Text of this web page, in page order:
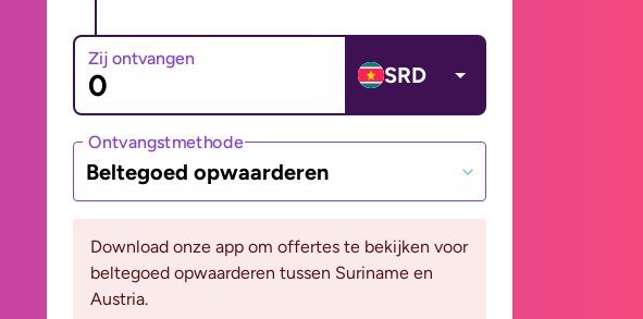
Zij ontvangen
SRD
Ontvangstmethode
Beltegoed opwaarderen
Download onze app om offertes te bekijken voor
beltegoed opwaarderen tussen Suriname en
Austria.